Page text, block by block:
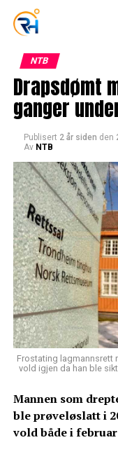
NTB
Drapsdømt
ganger
Publisert 2 år siden den
Av NTB
Frostating lagmannsrett
vold igjen da han ble
Mannen som
ble prøveløslatt i
vold både i